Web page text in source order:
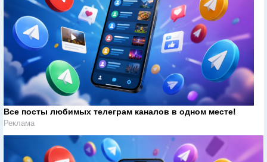
Все посты любимых телеграм каналов в одном месте!
Реклама